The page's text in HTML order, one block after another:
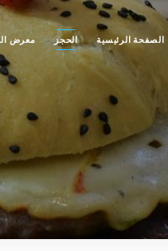
الصفحة الرئيسية الحجز معرض